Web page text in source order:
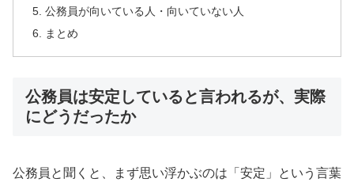
公務員が向いている人・向いていない人
まとめ
公務員は安定していると言われるが、実際
にどうだったか
公務員と聞くと、まず思い浮かぶのは「安定」という言葉